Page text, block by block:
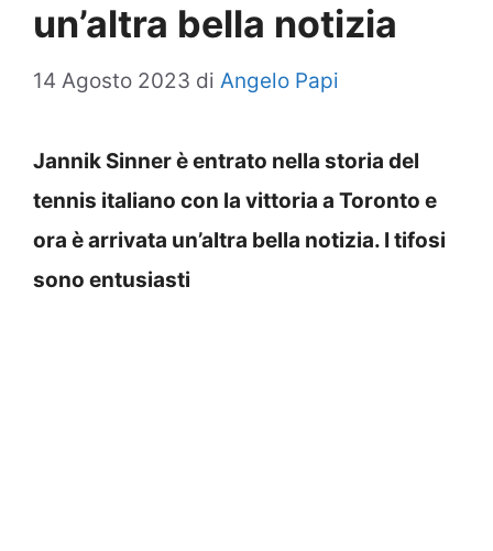
un’altra bella notizia
14 Agosto 2023 di Angelo Papi
Jannik Sinner è entrato nella storia del
tennis italiano con la vittoria a Toronto e
ora è arrivata un’altra bella notizia. I tifosi
sono entusiasti